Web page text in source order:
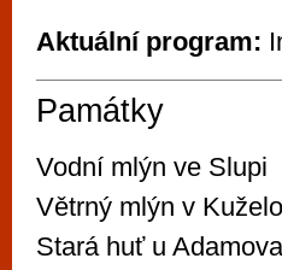
Aktuální program:
Památky
Vodní mlýn ve Slupi
Větrný mlýn v
Stará huť u Adamova